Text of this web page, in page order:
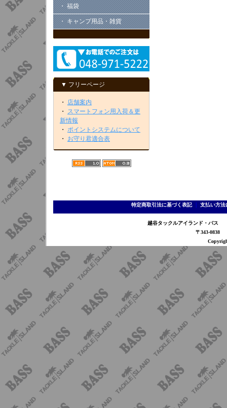
・ 福袋
・ キャンプ用品・雑貨
▼ フリーページ
・ 店舗案内
・ スマートフォン用入荷＆更
新情報
・ ポイントシステムについて
・ お守り君適合表
特定商取引法に基づく表記｜ 支払い方法
越谷タックルアイランド・バ
〒343-0838